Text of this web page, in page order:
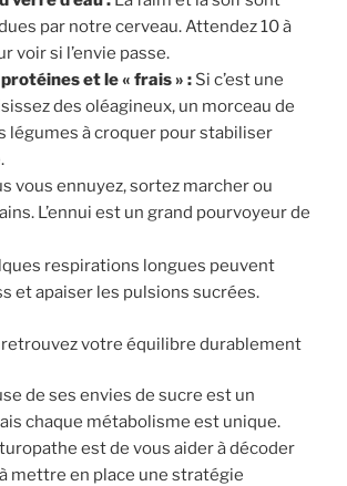
par notre cerveau. Attendez 10 à
voir si l’envie passe.
et le « frais » : Si c’est une
des oléagineux, un morceau de
légumes à croquer pour stabiliser
vous ennuyez, sortez marcher ou
L’ennui est un grand pourvoyeur de
respirations longues peuvent
et apaiser les pulsions sucrées.
retrouvez votre équilibre durablement
de ses envies de sucre est un
chaque métabolisme est unique.
est de vous aider à décoder
mettre en place une stratégie